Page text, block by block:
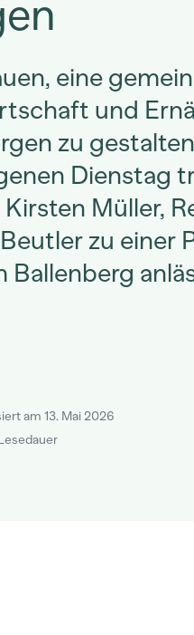
eine
und
zu
Dienstag
Müller,
zu einer
Ballenberg
am 13. Mai 2026